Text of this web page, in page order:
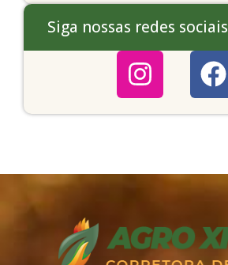
Siga nossas redes sociais